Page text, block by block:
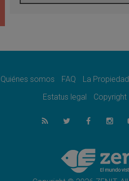
León XIV visitará el
07.08.2026
07.08.2026
el compromiso del
La matanza de niños
muertos en 300 días
Tagle: La guerra
revelación de Dios lo
Quiénes somos FAQ La Propiedad
Estatus legal
Copyright